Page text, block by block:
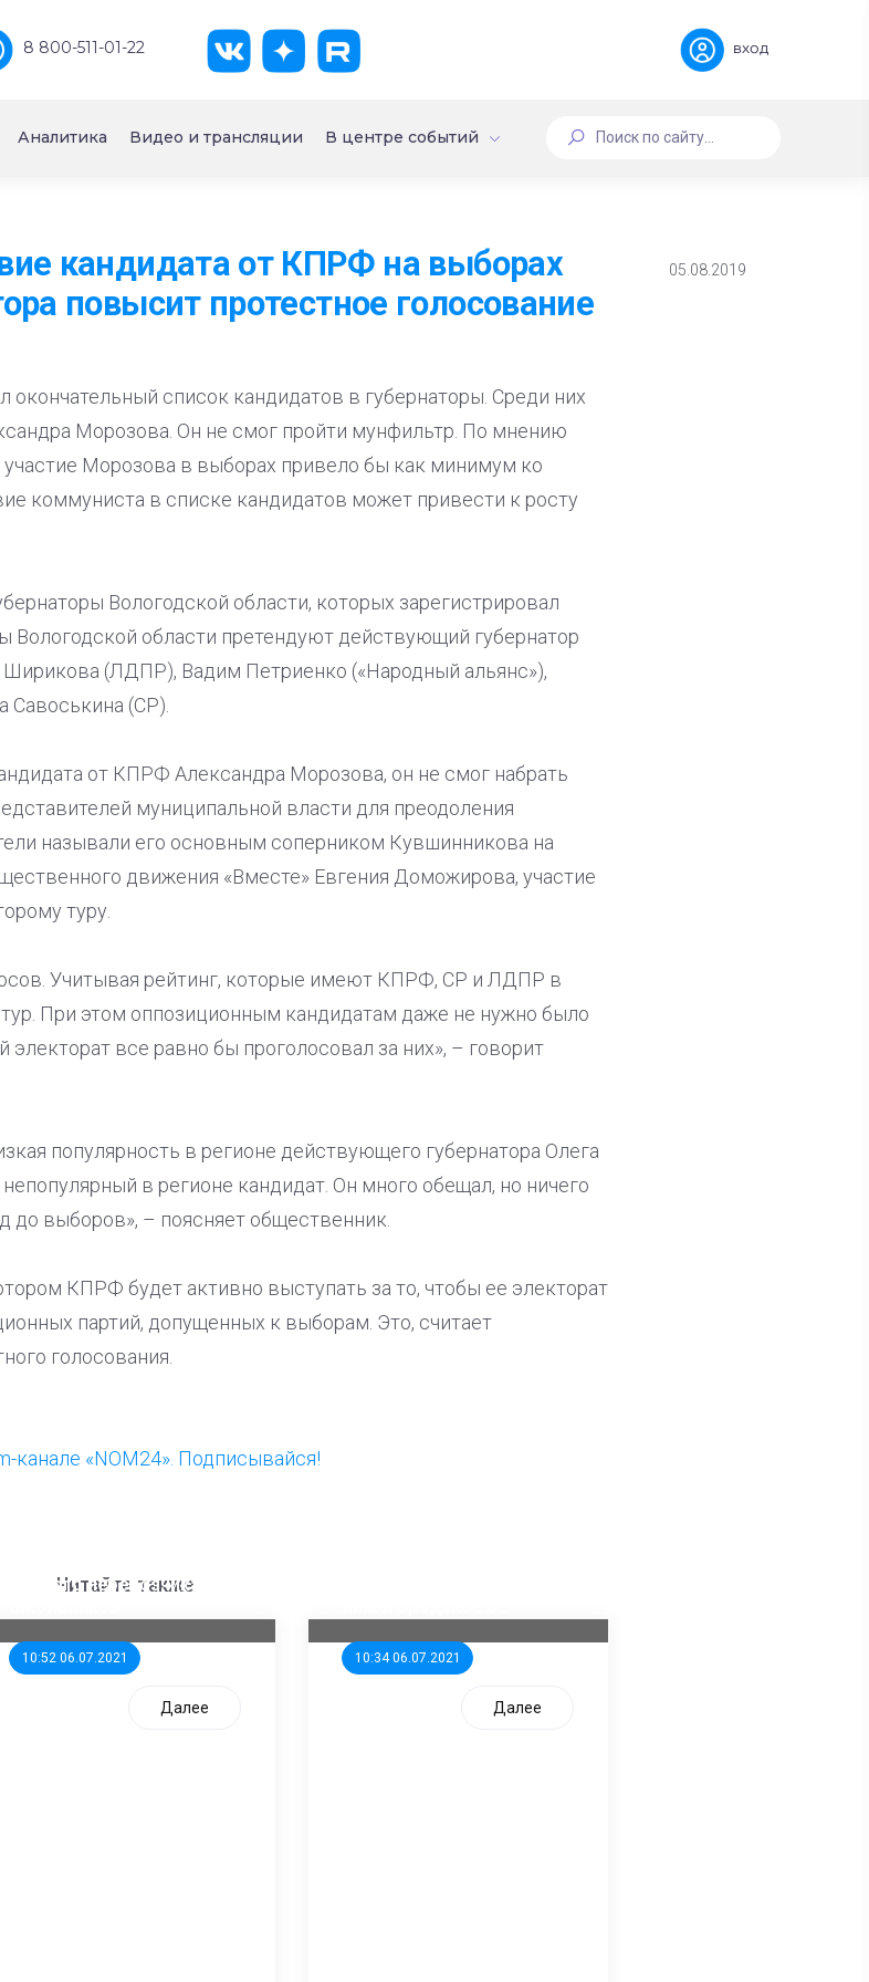
8 800-511-01-22 вход
Аналитика Видео и трансляции В центре событий
кандидата от КПРФ на выборах
повысит протестное голосование
05.08.2019
окончательный список кандидатов в губернаторы. Среди них
Морозова. Он не смог пройти мунфильтр. По мнению
Морозова в выборах привело бы как минимум ко
коммуниста в списке кандидатов может привести к росту
Вологодской области, которых зарегистрировал
Вологодской области претендуют действующий губернатор
(ЛДПР), Вадим Петриенко («Народный альянс»),
Савоськина (СР).
от КПРФ Александра Морозова, он не смог набрать
муниципальной власти для преодоления
называли его основным соперником Кувшинникова на
движения «Вместе» Евгения Доможирова, участие
туру.
Учитывая рейтинг, которые имеют КПРФ, СР и ЛДПР в
При этом оппозиционным кандидатам даже не нужно было
все равно бы проголосовал за них», – говорит
популярность в регионе действующего губернатора Олега
в регионе кандидат. Он много обещал, но ничего
до выборов», – поясняет общественник.
КПРФ будет активно выступать за то, чтобы ее электорат
партий, допущенных к выборам. Это, считает
голосования.
«NOM24». Подписывайся!
Читайте также
10:52 06.07.2021
единого перевозчика для
Далее
10:34 06.07.2021
Далее